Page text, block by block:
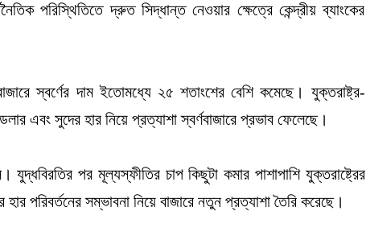
পরিস্থিতিতে দ্রুত সিদ্ধান্ত নেওয়ার ক্ষেত্রে কেন্দ্রীয় ব্যাংকের
স্বর্ণের দাম ইতোমধ্যে ২৫ শতাংশের বেশি কমেছে। যুক্তরাষ্ট্র-
এবং সুদের হার নিয়ে প্রত্যাশা স্বর্ণবাজারে প্রভাব ফেলেছে।
যুদ্ধবিরতির পর মূল্যস্ফীতির চাপ কিছুটা কমার পাশাপাশি যুক্তরাষ্ট্রের
পরিবর্তনের সম্ভাবনা নিয়ে বাজারে নতুন প্রত্যাশা তৈরি করেছে।